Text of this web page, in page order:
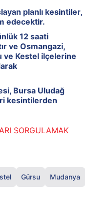
planlı kesintiler,
edecektir.
12 saati
ve Osmangazi,
ve Kestel ilçelerine
Bursa Uludağ
kesintilerden
SORGULAMAK
Gürsu Mudanya